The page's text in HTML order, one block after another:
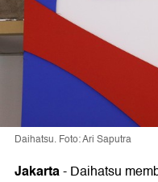
Daihatsu. Foto: Ari Saputra
Jakarta-Daihatsu